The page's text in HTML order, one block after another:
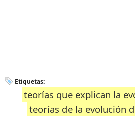
Etiquetas:
teorías que explican la
teorías de la evolución